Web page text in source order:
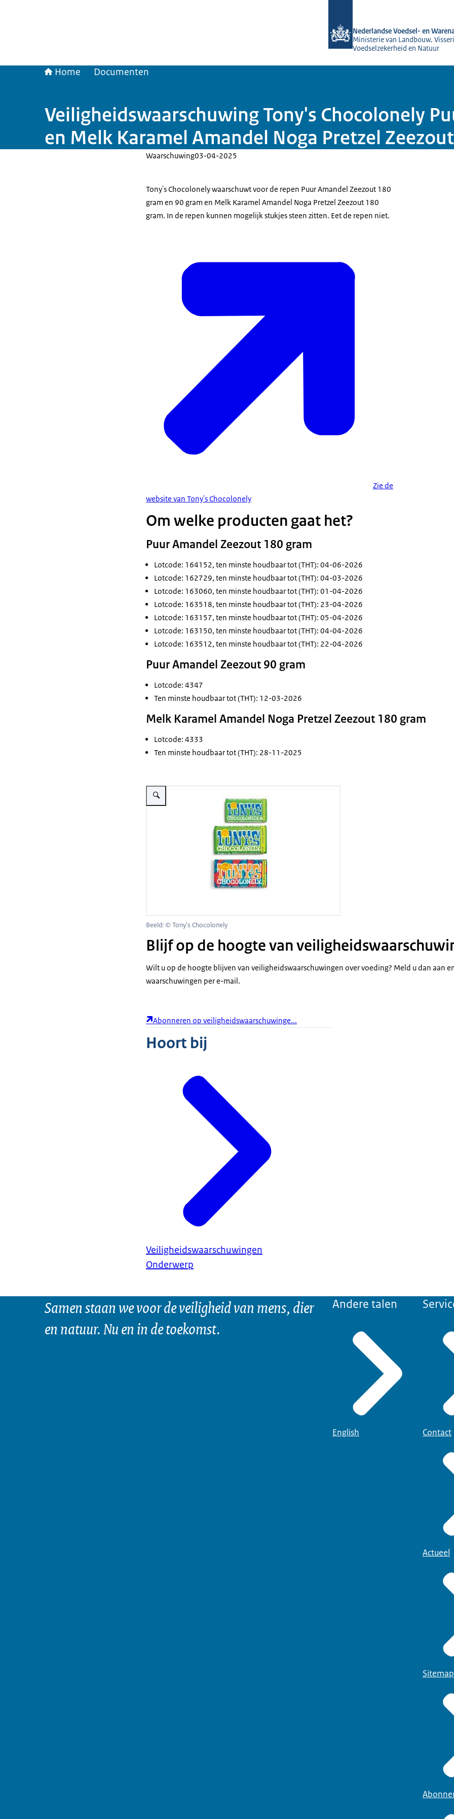
Nederlandse Voedsel- en
Ministerie van Landbouw,
Voedselzekerheid en Natuur
Home Documenten
Veiligheidswaarschuwing Tony's Chocolonely
en Melk Karamel Amandel Noga Pretzel Zeezout
Waarschuwing03-04-2025
Tony's Chocolonely waarschuwt voor de repen Puur Amandel Zeezout 180
gram en 90 gram en Melk Karamel Amandel Noga Pretzel Zeezout 180
gram. In de repen kunnen mogelijk stukjes steen zitten. Eet de repen niet.
Zie de
website van Tony's Chocolonely
Om welke producten gaat het?
Puur Amandel Zeezout 180 gram
Lotcode: 164152, ten minste houdbaar tot (THT): 04-06-2026
Lotcode: 162729, ten minste houdbaar tot (THT): 04-03-2026
Lotcode: 163060, ten minste houdbaar tot (THT): 01-04-2026
Lotcode: 163518, ten minste houdbaar tot (THT): 23-04-2026
Lotcode: 163157, ten minste houdbaar tot (THT): 05-04-2026
Lotcode: 163150, ten minste houdbaar tot (THT): 04-04-2026
Lotcode: 163512, ten minste houdbaar tot (THT): 22-04-2026
Puur Amandel Zeezout 90 gram
Lotcode: 4347
Ten minste houdbaar tot (THT): 12-03-2026
Melk Karamel Amandel Noga Pretzel Zeezout 180 gram
Lotcode: 4333
Ten minste houdbaar tot (THT): 28-11-2025
Vergroot afbeelding Tony's Chocolonely repen Puur Amandel Zeezout 180 gram en 90 gram en Melk
Beeld: © Tony's Chocolonely
Blijf op de hoogte van
Wilt u op de hoogte blijven van veiligheidswaarschuwingen over voeding? Meld u dan aan
waarschuwingen per e-mail.
Abonneren op veiligheidswaarschuwinge...
Hoort bij
Veiligheidswaarschuwingen
Onderwerp
Samen staan we voor de veiligheid van mens, dier
en natuur. Nu en in de toekomst.
Andere talen
English Contact
Actueel
Sitemap